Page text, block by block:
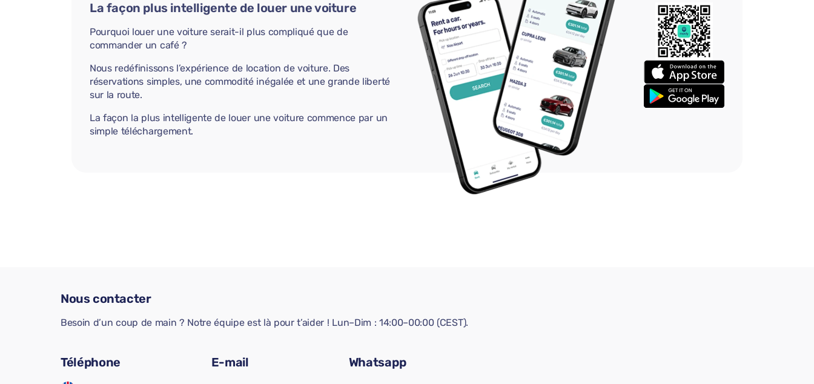
La façon plus intelligente de louer une voiture
Pourquoi louer une voiture serait-il plus compliqué que de
commander un café ?
Nous redéfinissons l’expérience de location de voiture. Des
réservations simples, une commodité inégalée et une grande liberté
sur la route.
La façon la plus intelligente de louer une voiture commence par un
simple téléchargement.
Nous contacter
Besoin d’un coup de main ? Notre équipe est là pour t’aider ! Lun–Dim : 14:00–00:00 (CEST).
Téléphone E-mail Whatsapp